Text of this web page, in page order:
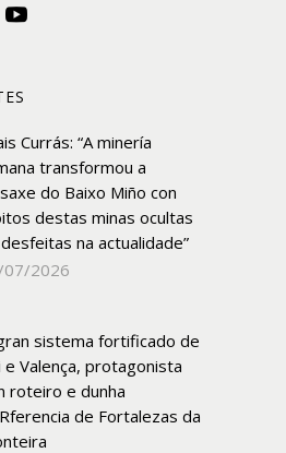
Currás: “A minería
transformou a
do Baixo Miño con
destas minas ocultas
na actualidade”
07/2026
sistema fortificado de
e Valença, protagonista
roteiro e dunha
de Fortalezas da